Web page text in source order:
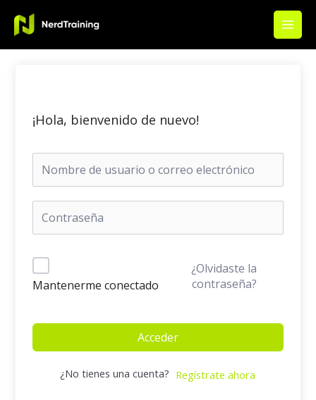
contenido
Main
¡Hola, bienvenido de nuevo!
Mantenerme conectado
¿Olvidaste la
contraseña?
Acceder
¿No tienes una cuenta? Regístrate ahora